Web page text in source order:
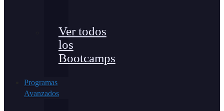
Ver todos
los
Bootcamps
Programas
Avanzados